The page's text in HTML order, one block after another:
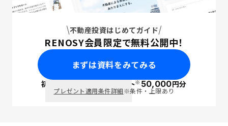
不動産投資はじめてガイド
RENOSY会員限定で無料公開中！
まずは資料をみてみる
初回面談で ポイント※50,000円分
プレゼント適用条件詳細※条件・上限あり